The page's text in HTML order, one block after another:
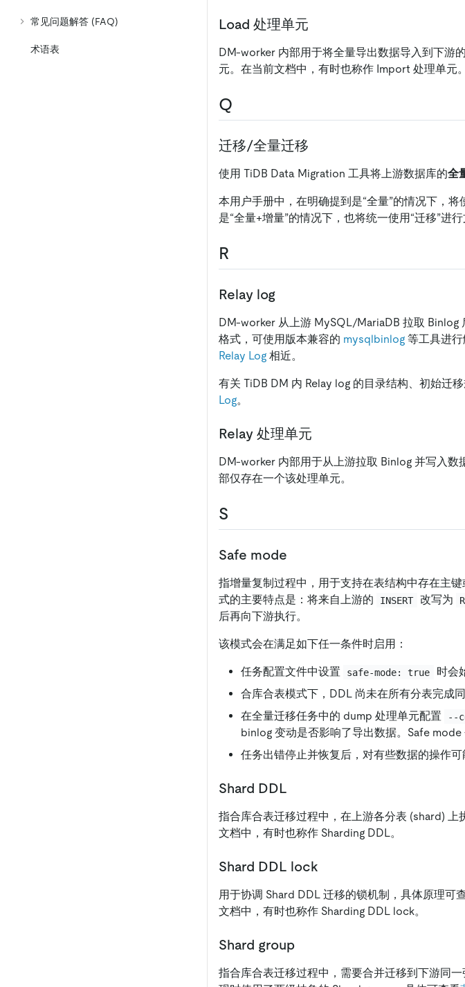
常见问题解答 (FAQ)
术语表
Load 处理单元
DM-worker 内部用于将全量导出数据导入到下游
元。在当前文档中，有时也称作 Import 处理单元。
Q
迁移/全量迁移
使用 TiDB Data Migration 工具将上游数据库的全
本用户手册中，在明确提到是“全量”的情况下，
是“全量+增量”的情况下，也将统一使用“迁移”进行
R
Relay log
DM-worker 从上游 MySQL/MariaDB 拉取 Binlog
格式，可使用版本兼容的 mysqlbinlog 等工具进
Relay Log 相近。
有关 TiDB DM 内 Relay log 的目录结构、初始迁
Log。
Relay 处理单元
DM-worker 内部用于从上游拉取 Binlog 并写入
部仅存在一个该处理单元。
S
Safe mode
指增量复制过程中，用于支持在表结构中存在主
式的主要特点是：将来自上游的
INSERT 改写为
后再向下游执行。
该模式会在满足如下任一条件时启用：
任务配置文件中设置 safe-mode: true
时会
合库合表模式下，DDL 尚未在所有分表完成
在全量迁移任务中的 dump 处理单元配置
--
binlog 变动是否影响了导出数据。Safe
任务出错停止并恢复后，对有些数据的操作
Shard DDL
指合库合表迁移过程中，在上游各分表 (shard)
文档中，有时也称作 Sharding DDL。
Shard DDL lock
用于协调 Shard DDL 迁移的锁机制，具体原理可
文档中，有时也称作 Sharding DDL lock。
Shard group
指合库合表迁移过程中，需要合并迁移到下游同